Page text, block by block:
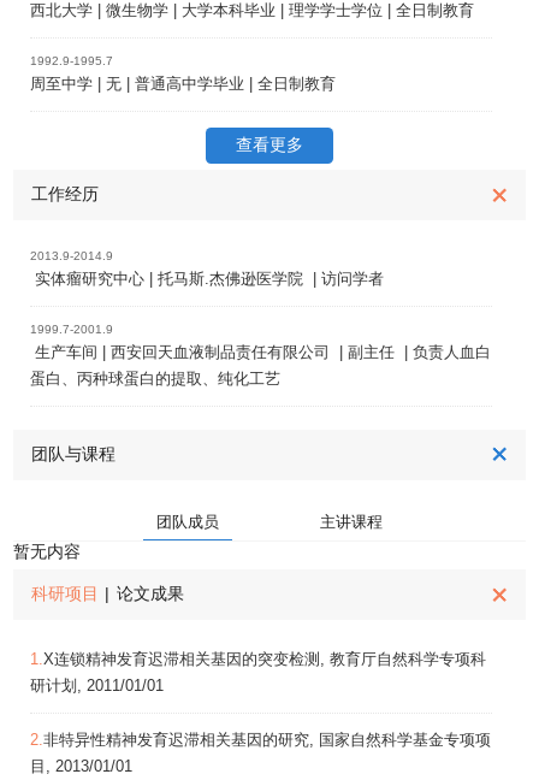
西北大学 | 微生物学 | 大学本科毕业 | 理学学士学位 | 全日制教育
1992.9-1995.7
周至中学 | 无 | 普通高中学毕业 | 全日制教育
查看更多
工作经历
2013.9-2014.9
实体瘤研究中心 | 托马斯.杰佛逊医学院 | 访问学者
1999.7-2001.9
生产车间 | 西安回天血液制品责任有限公司 | 副主任 | 负责人血白
蛋白、丙种球蛋白的提取、纯化工艺
团队与课程
团队成员 主讲课程
暂无内容
科研项目 | 论文成果
1.X连锁精神发育迟滞相关基因的突变检测, 教育厅自然科学专项科
研计划, 2011/01/01
2.非特异性精神发育迟滞相关基因的研究, 国家自然科学基金专项项
目, 2013/01/01